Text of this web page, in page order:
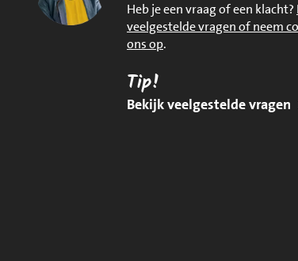
Heb je een vraag of een klacht?
veelgestelde vragen of neem
ons op.
Tip!
Bekijk veelgestelde vragen